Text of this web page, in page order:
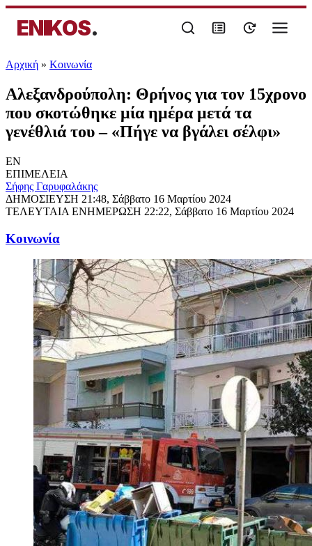
ENIKOS.
Αρχική » Κοινωνία
Αλεξανδρούπολη: Θρήνος για τον 15χρονο
που σκοτώθηκε μία ημέρα μετά τα
γενέθλιά του – «Πήγε να βγάλει σέλφι»
EN
ΕΠΙΜΕΛΕΙΑ
Σήφης Γαρυφαλάκης
ΔΗΜΟΣΙΕΥΣΗ 21:48, Σάββατο 16 Μαρτίου 2024
ΤΕΛΕΥΤΑΙΑ ΕΝΗΜΕΡΩΣΗ 22:22, Σάββατο 16 Μαρτίου 2024
Κοινωνία